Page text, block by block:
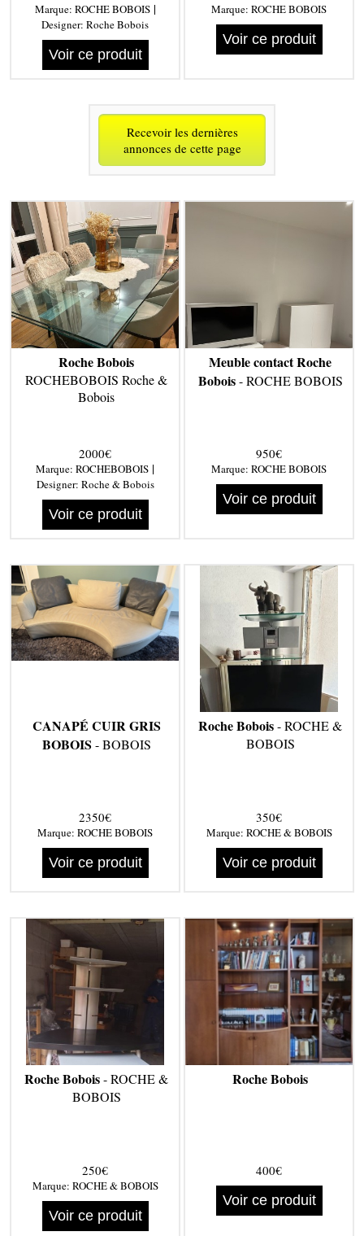
Marque: ROCHE BOBOIS|
Designer: Roche Bobois
Voir ce produit
Marque: ROCHE BOBOIS
Voir ce produit
Recevoir les dernières
annonces de cette page
Roche Bobois
ROCHEBOBOIS Roche &
Bobois
2000€
Marque: ROCHEBOBOIS |
Designer: Roche & Bobois
Voir ce produit
Meuble contact Roche
Bobois- ROCHE BOBOIS
950€
Marque: ROCHE BOBOIS
Voir ce produit
CANAPÉ CUIR GRIS
BOBOIS - BOBOIS
2350€
Marque: ROCHE BOBOIS
Voir ce produit
Roche Bobois- ROCHE &
BOBOIS
350€
Marque: ROCHE & BOBOIS
Voir ce produit
Roche Bobois- ROCHE &
BOBOIS
250€
Marque: ROCHE & BOBOIS
Voir ce produit
Roche Bobois
400€
Voir ce produit